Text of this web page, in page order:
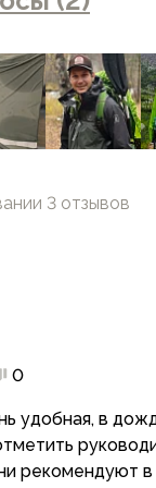
3 отзывов
0
удобная, в
рекомендуют